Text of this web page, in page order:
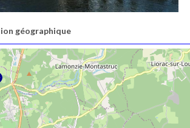
géographique